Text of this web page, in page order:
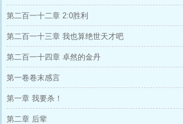
第二百一十二章 2:0胜利
第二百一十三章 我也算绝世天才吧
第二百一十四章 卓然的金丹
第一卷卷末感言
第一章 我要杀！
第二章 后辈